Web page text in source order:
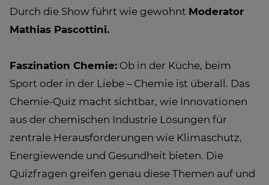
Durch die Show führt wie gewohnt Moderator
Mathias Pascottini.
Faszination Chemie: Ob in der Küche, beim
Sport oder in der Liebe – Chemie ist überall. Das
Chemie-Quiz macht sichtbar, wie Innovationen
aus der chemischen Industrie Lösungen für
zentrale Herausforderungen wie Klimaschutz,
Energiewende und Gesundheit bieten. Die
Quizfragen greifen genau diese Themen auf und